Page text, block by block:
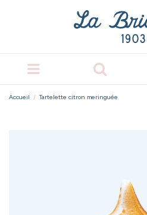
Accueil Tartelette citron meringuée